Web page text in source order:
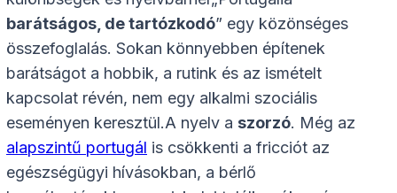
barátságos, de tartózkodó” egy közönséges
összefoglalás. Sokan könnyebben építenek
barátságot a hobbik, a rutink és az ismételt
kapcsolat révén, nem egy alkalmi szociális
eseményen keresztül.A nyelv a szorzó. Még az
alapszintű portugál is csökkenti a fricciót az
egészségügyi hívásokban, a bérlő